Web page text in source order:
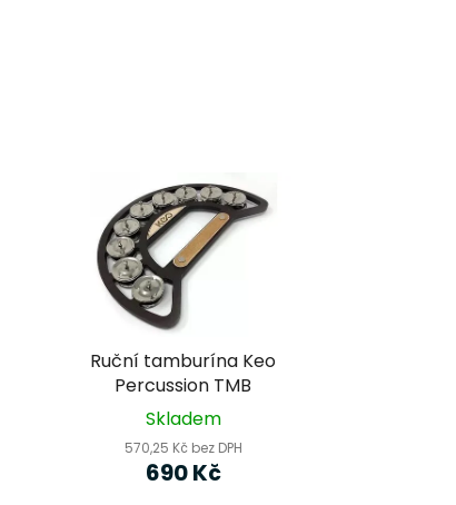
Ruční tamburína Keo
Percussion TMB
Skladem
570,25 Kč bez DPH
690 Kč